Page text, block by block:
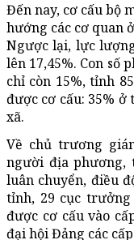
Đến nay, cơ cấu bộ
hướng các cơ quan
Ngược lại, lực
lên 17,45%. Con số
chỉ còn 15%, tỉnh
được cơ cấu: 35% ở
xã.
Về chủ trương
người địa phương,
luân chuyển, điều
tỉnh, 29 cục
được cơ cấu vào
đại hội Đảng các